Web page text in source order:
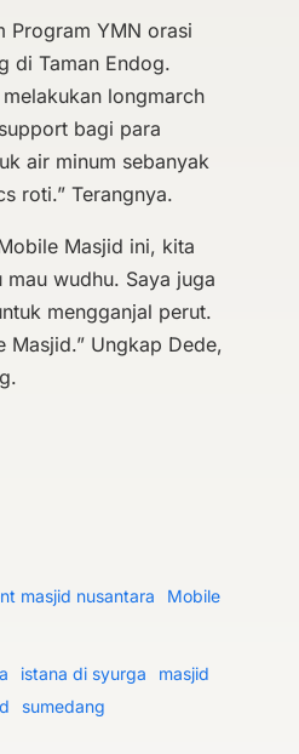
Program YMN orasi
di Taman Endog.
longmarch
bagi para
air minum sebanyak
roti.” Terangnya.
Masjid ini, kita
wudhu. Saya juga
mengganjal perut.
Masjid.” Ungkap Dede,
masjid nusantara
Mobile
istana di syurga
masjid
sumedang